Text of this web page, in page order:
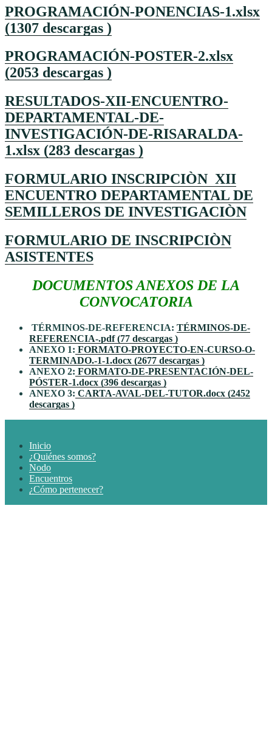
PROGRAMACIÓN-PONENCIAS-1.xlsx
(1307 descargas )
PROGRAMACIÓN-POSTER-2.xlsx
(2053 descargas )
RESULTADOS-XII-ENCUENTRO-
DEPARTAMENTAL-DE-
INVESTIGACIÓN-DE-RISARALDA-
1.xlsx (283 descargas )
FORMULARIO INSCRIPCIÒN XII
ENCUENTRO DEPARTAMENTAL DE
SEMILLEROS DE INVESTIGACIÒN
FORMULARIO DE INSCRIPCIÒN
ASISTENTES
DOCUMENTOS ANEXOS DE LA
CONVOCATORIA
TÉRMINOS-DE-REFERENCIA: TÉRMINOS-DE-
REFERENCIA-.pdf (77 descargas )
ANEXO 1: FORMATO-PROYECTO-EN-CURSO-O-
TERMINADO.-1-1.docx (2677 descargas )
ANEXO 2: FORMATO-DE-PRESENTACIÓN-DEL-
PÓSTER-1.docx (396 descargas )
ANEXO 3: CARTA-AVAL-DEL-TUTOR.docx (2452
descargas )
Inicio
¿Quiénes somos?
Nodo
Encuentros
¿Cómo pertenecer?